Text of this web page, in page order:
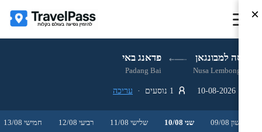
נוסה למבונגאן פדאנג באי
Nusa Lembongan
Padang Bai
עריכה
ראשון 09/08 שני 10/08 שלישי 11/08 רביעי 12/08 חמישי 13/08
×